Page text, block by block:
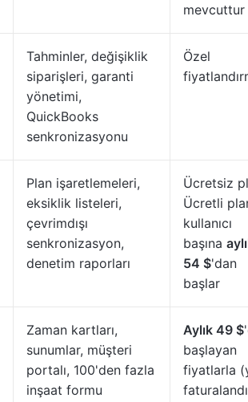
mevcuttur
Tahminler, değişiklik
siparişleri, garanti
yönetimi,
QuickBooks
senkronizasyonu
Özel
Plan işaretlemeleri,
eksiklik listeleri,
çevrimdışı
senkronizasyon,
denetim raporları
Ücretsiz
Ücretli
kullanıcı
başına
54 $'dan
başlar
Zaman kartları,
sunumlar, müşteri
portalı, 100'den fazla
inşaat formu
Aylık 49 $
başlayan
fiyatlarla